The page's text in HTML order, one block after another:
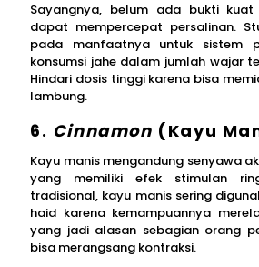
Sayangnya, belum ada bukti
dapat mempercepat persalinan.
pada manfaatnya untuk sistem
konsumsi jahe dalam jumlah wajar
Hindari dosis tinggi karena bisa
lambung.
6. Cinnamon (Kayu
Kayu manis mengandung senyawa
yang memiliki efek stimulan
tradisional, kayu manis sering
haid karena kemampuannya
yang jadi alasan sebagian orang
bisa merangsang kontraksi.